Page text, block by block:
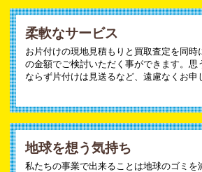
柔軟なサービス
お片付けの現地見積もりと買取査定を同時
の金額でご検討いただく事ができます。思
ならず片付けは見送るなど、遠慮なくお申
地球を想う気持ち
私たちの事業で出来ることは地球のゴミを